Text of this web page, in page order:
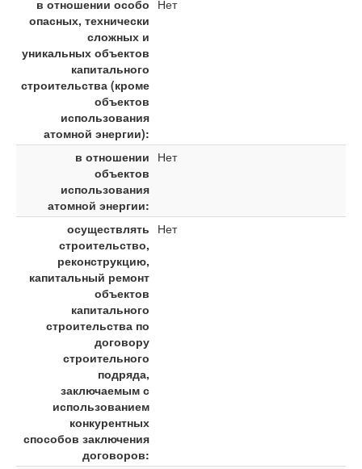
в отношении особо
опасных, технически
сложных и
уникальных объектов
капитального
строительства (кроме
объектов
использования
атомной энергии):
Нет
в отношении
объектов
использования
атомной энергии:
Нет
осуществлять
строительство,
реконструкцию,
капитальный ремонт
объектов
капитального
строительства по
договору
строительного
подряда,
заключаемым с
использованием
конкурентных
способов заключения
договоров:
Нет